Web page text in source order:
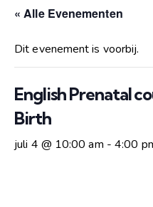
« Alle Evenementen
Dit evenement is voorbij.
English Prenatal
Birth
juli 4 @ 10:00 am -4:00